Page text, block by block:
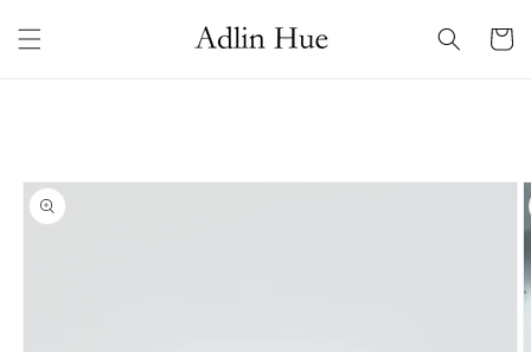
ンツに
進む
ー
商品情
報にス
キップ